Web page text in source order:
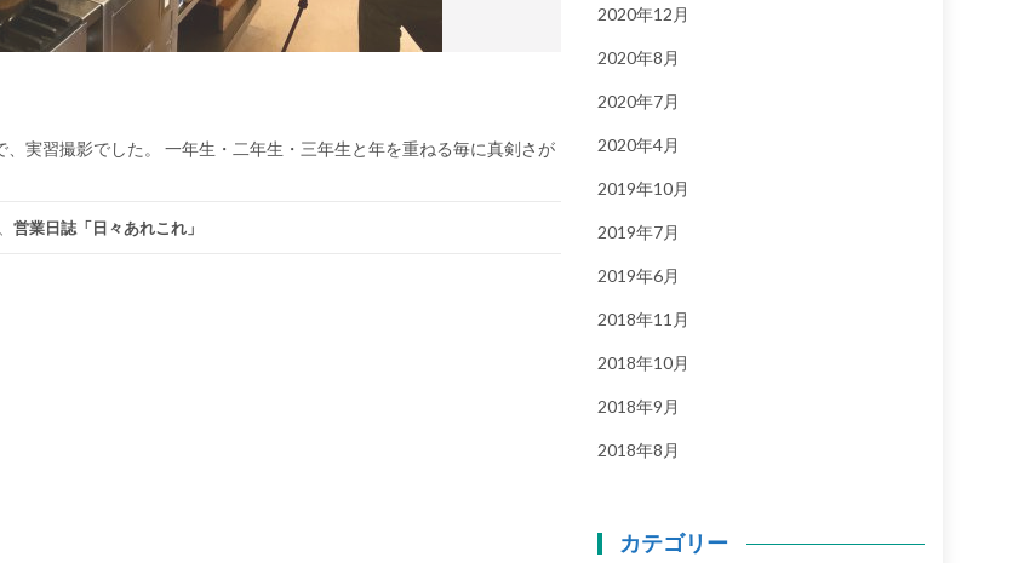
実習撮影でした。 一年生・二年生・三年生と年を重ねる毎に真剣さが
営業日誌「日々あれこれ」
2020年12月
2020年8月
2020年7月
2020年4月
2019年10月
2019年7月
2019年6月
2018年11月
2018年10月
2018年9月
2018年8月
カテゴリー